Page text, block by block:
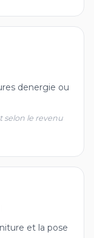
denergie ou
le revenu
et la pose